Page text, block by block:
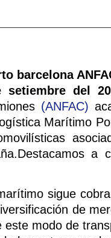
setiembre del
(ANFAC)
Marítimo
a
sigue
de
este modo de